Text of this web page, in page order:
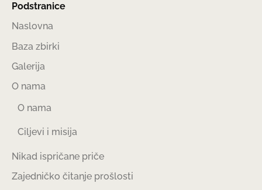
Podstranice
Naslovna
Baza zbirki
Galerija
O nama
O nama
Ciljevi i misija
Nikad ispričane priče
Zajedničko čitanje prošlosti